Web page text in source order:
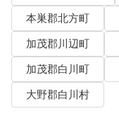
本巣郡北方町
加茂郡川辺町
加茂郡白川町
大野郡白川村